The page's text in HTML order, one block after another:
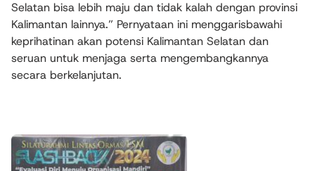
Selatan bisa lebih maju dan tidak kalah dengan provinsi
Kalimantan lainnya.” Pernyataan ini menggarisbawahi
keprihatinan akan potensi Kalimantan Selatan dan
seruan untuk menjaga serta mengembangkannya
secara berkelanjutan.